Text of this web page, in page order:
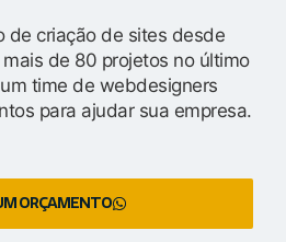
de criação de sites desde
de 80 projetos no último
time de webdesigners
para ajudar sua empresa.
ORÇAMENTO